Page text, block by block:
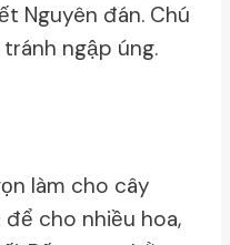
Nguyên đán. Chú
ngập úng.
làm cho cây
cho nhiều hoa,